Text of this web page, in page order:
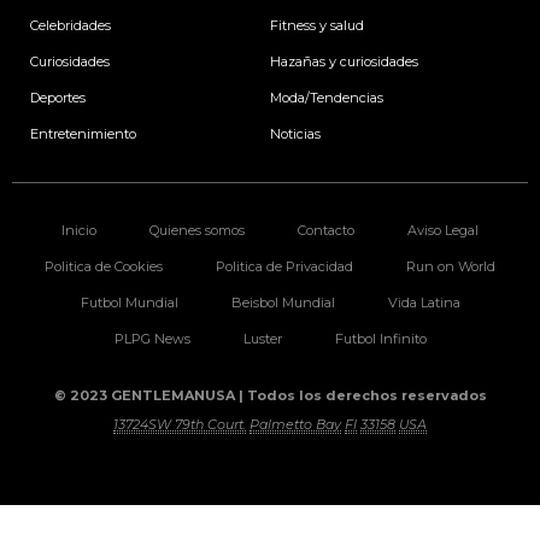
Celebridades
Curiosidades
Deportes
Entretenimiento
Fitness y salud
Hazañas y curiosidades
Moda/Tendencias
Noticias
Inicio Quienes somos Contacto Aviso Legal
Politica de Cookies Politica de Privacidad Run on World
Futbol Mundial Beisbol Mundial Vida Latina
PLPG News Luster Futbol Infinito
© 2023 GENTLEMANUSA | Todos los derechos reservados
13724SW 79th Court. Palmetto Bay Fl 33158 USA